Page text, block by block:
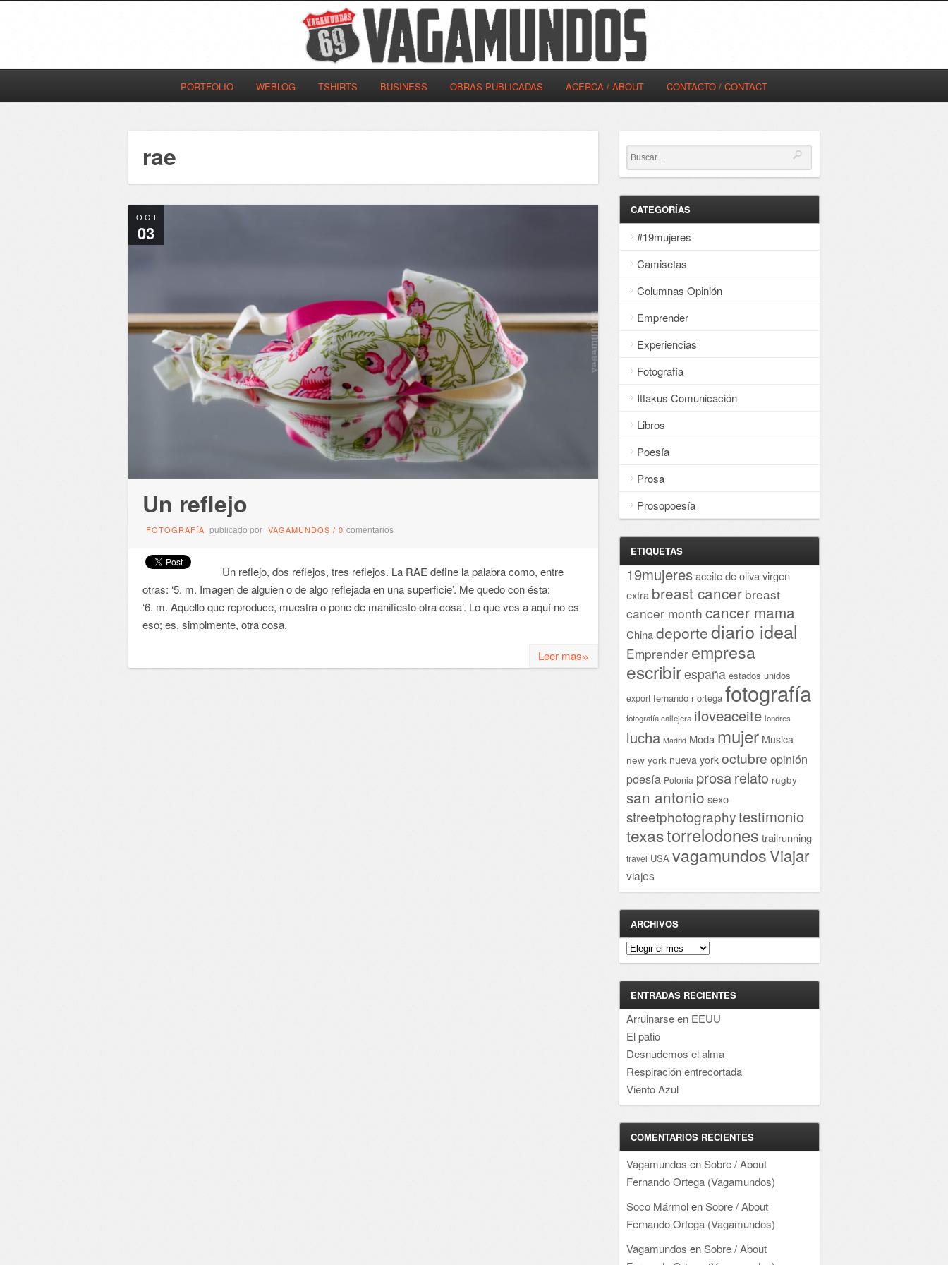
PORTFOLIO WEBLOG TSHIRTS BUSINESS OBRAS PUBLICADAS ACERCA / ABOUT CONTACTO / CONTACT
rae
OCT
03
Un reflejo
FOTOGRAFÍA publicado por VAGAMUNDOS / 0 comentarios
Un reflejo, dos reflejos, tres reflejos. La RAE define la palabra como, entre
otras: ‘5. m. Imagen de alguien o de algo reflejada en una superficie’. Me quedo con ésta:
‘6. m. Aquello que reproduce, muestra o pone de manifiesto otra cosa’. Lo que ves a aquí no es
eso; es, simplmente, otra cosa.
Leer mas»
CATEGORÍAS
#19mujeres
Camisetas
Columnas Opinión
Emprender
Experiencias
Fotografía
Ittakus Comunicación
Libros
Poesía
Prosa
Prosopoesía
ETIQUETAS
19mujeresaceite de oliva virgen
extra breast cancer breast
cancer month cancer mama
Chinadeportediario ideal
Emprender empresa
escribirespaña estados unidos
export fernando r ortega fotografía
fotografía callejera iloveaceite londres
lucha Madrid Moda mujer Musica
new york nueva york octubre opinión
poesía Polonia prosarelato rugby
san antonio sexo
streetphotographytestimonio
texastorrelodones trailrunning
travel USA vagamundosViajar
viajes
ARCHIVOS
Archivos
ENTRADAS RECIENTES
Arruinarse en EEUU
El patio
Desnudemos el alma
Respiración entrecortada
Viento Azul
COMENTARIOS RECIENTES
Vagamundos enSobre / About
Fernando Ortega (Vagamundos)
Soco MármolenSobre / About
Fernando Ortega (Vagamundos)
Vagamundos enSobre / About